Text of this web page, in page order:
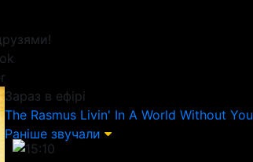
Зараз в ефірі
The Rasmus Livin' In A World Without You
Раніше звучали
15:10